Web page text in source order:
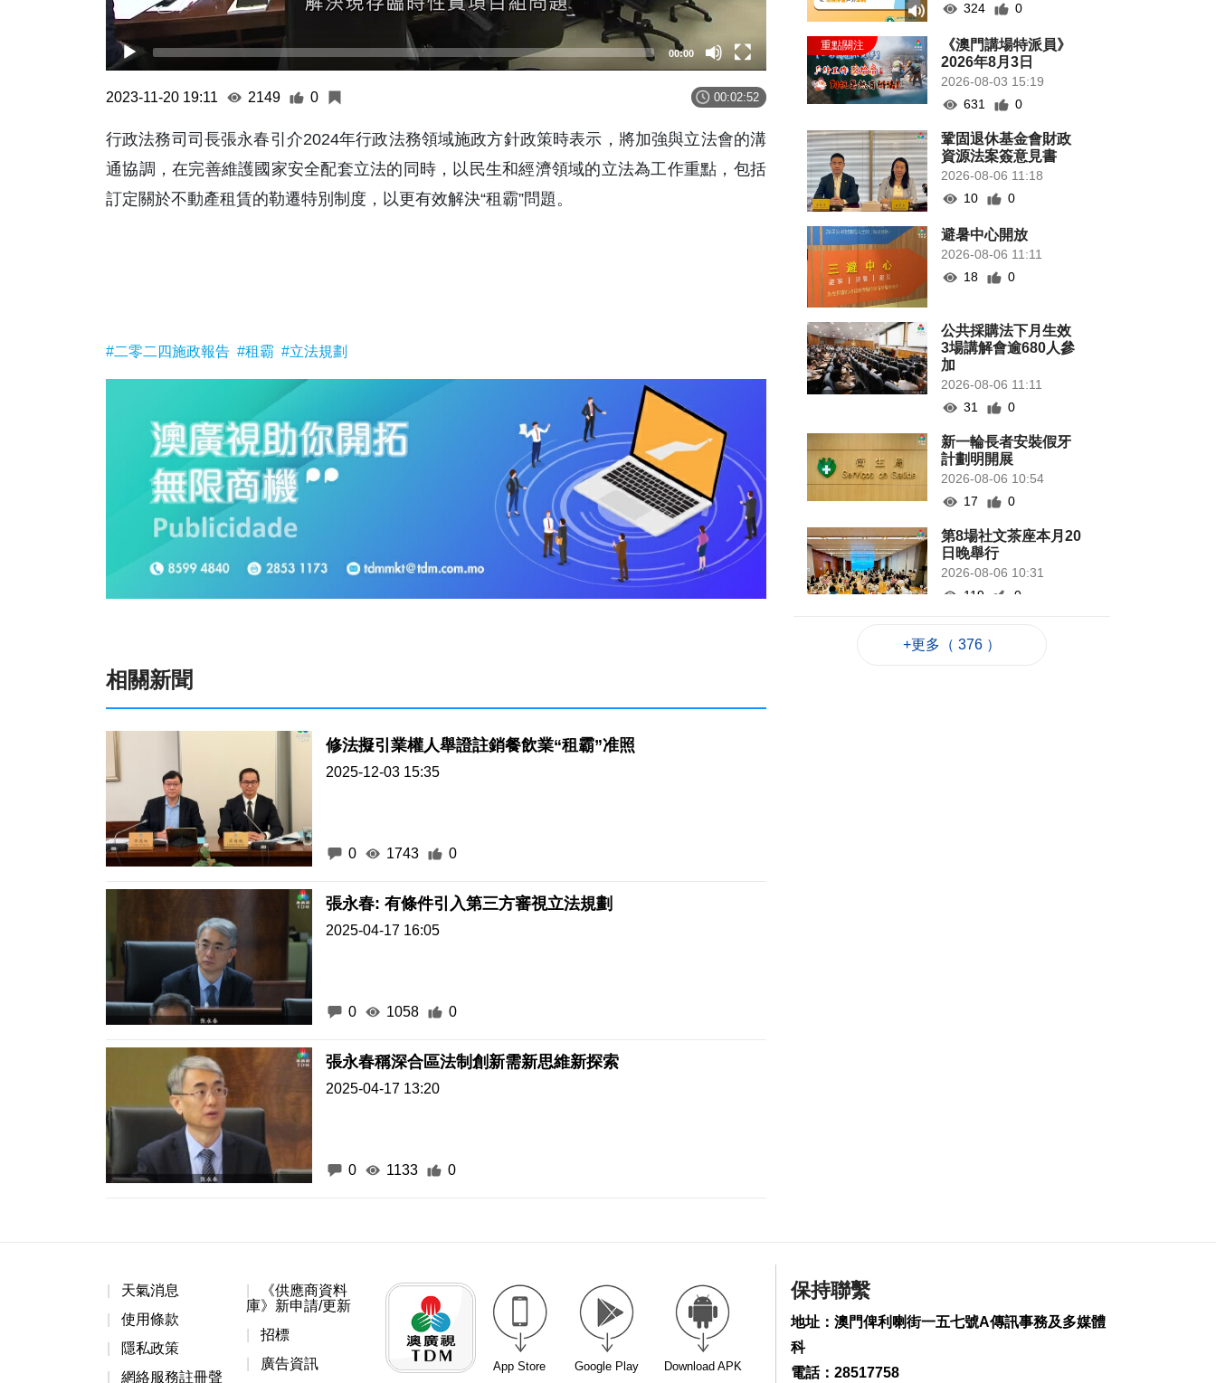
00:00
2023-11-20 19:11 2149 0 00:02:52
行政法務司司長張永春引介2024年行政法務領域施政方針政策時表示，將加強與立法會的溝
通協調，在完善維護國家安全配套立法的同時，以民生和經濟領域的立法為工作重點，包括
訂定關於不動產租賃的勒遷特別制度，以更有效解決“租霸”問題。
#二零二四施政報告 #租霸 #立法規劃
相關新聞
修法擬引業權人舉證註銷餐飲業“租霸”准照
2025-12-03 15:35
0 1743 0
張永春: 有條件引入第三方審視立法規劃
2025-04-17 16:05
0 1058 0
張永春稱深合區法制創新需新思維新探索
2025-04-17 13:20
0 1133 0
324
0
《澳門講場特派員》
2026年8月3日
2026-08-03 15:19
631
0
鞏固退休基金會財政
資源法案簽意見書
2026-08-06 11:18
10
0
避暑中心開放
2026-08-06 11:11
18
0
公共採購法下月生效
3場講解會逾680人參
加
2026-08-06 11:11
31
0
新一輪長者安裝假牙
計劃明開展
2026-08-06 10:54
17
0
第8場社文茶座本月20
日晚舉行
2026-08-06 10:31
119
0
現載爆炸物無人機
2部門預撥3.3億元支
持8省市搶險救災
+更多（ 376 ）
天氣消息
使用條款
隱私政策
網絡服務註冊聲
《供應商資料
庫》新申請/更新
招標
廣告資訊
App Store Google Play Download APK
保持聯繫
地址：澳門俾利喇街一五七號A傳訊事務及多媒體
科
電話：28517758